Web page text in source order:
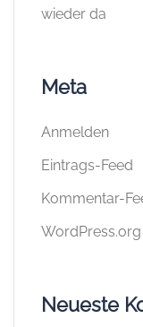
wieder da
Meta
Anmelden
Eintrags-Feed
Kommentar-
WordPress.org
Neueste